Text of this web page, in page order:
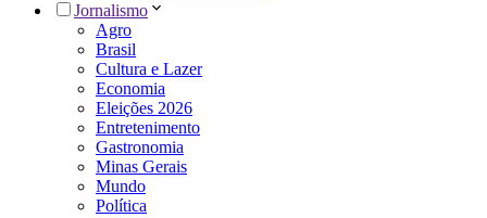
Jornalismo
Agro
Brasil
Cultura e Lazer
Economia
Eleições 2026
Entretenimento
Gastronomia
Minas Gerais
Mundo
Política